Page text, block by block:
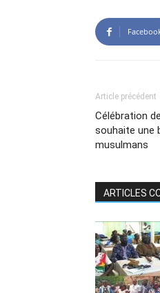
Article précédent
Célébration
souhaite une
musulmans
ARTICLES